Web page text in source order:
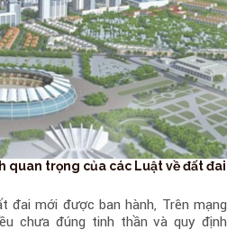
quan trọng của các Luật về đất đai
đai mới được ban hành, Trên mạng
chưa đúng tinh thần và quy định